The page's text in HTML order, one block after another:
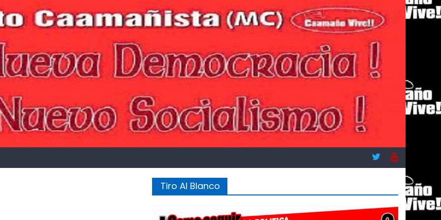
Tiro Al Blanco